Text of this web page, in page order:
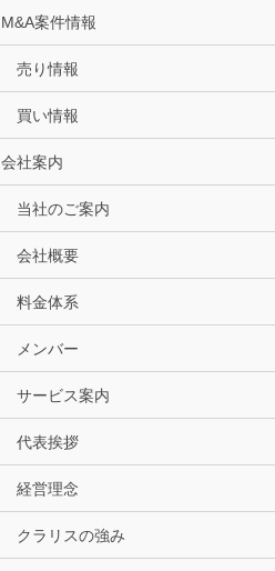
M&A案件情報
売り情報
買い情報
会社案内
当社のご案内
会社概要
料金体系
メンバー
サービス案内
代表挨拶
経営理念
クラリスの強み